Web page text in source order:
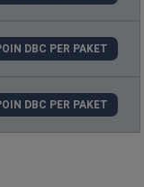
DBC PER PAKET
DBC PER PAKET